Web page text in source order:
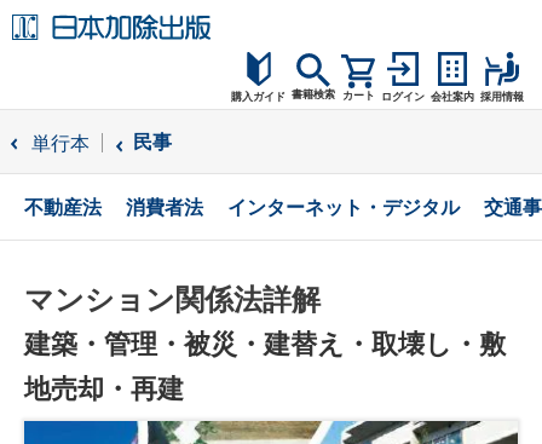
購入ガイド
購入ガイド
読者サポート
書籍検索 カート ログイン 会社案内 採用情報
単行本 民事
不動産法 消費者法 インターネット・デジタル 交通
マンション関係法詳解
建築・管理・被災・建替え・取壊し・敷
地売却・再建